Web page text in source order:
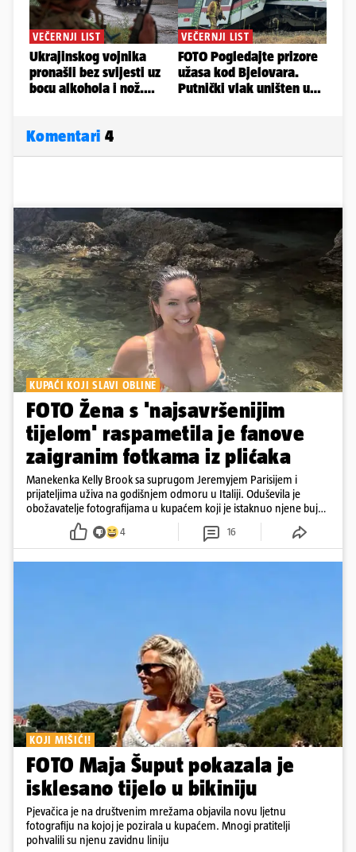
Komentari 4
KUPAĆI KOJI SLAVI OBLINE
FOTO Žena s 'najsavršenijim
tijelom' raspametila je fanove
zaigranim fotkama iz plićaka
Manekenka Kelly Brook sa suprugom Jeremyjem Parisijem i
prijateljima uživa na godišnjem odmoru u Italiji. Oduševila je
obožavatelje fotografijama u kupaćem koji je istaknuo njene bujne
4 16
KOJI MIŠIĆI!
FOTO Maja Šuput pokazala je
isklesano tijelo u bikiniju
Pjevačica je na društvenim mrežama objavila novu ljetnu
fotografiju na kojoj je pozirala u kupaćem. Mnogi pratitelji
pohvalili su njenu zavidnu liniju